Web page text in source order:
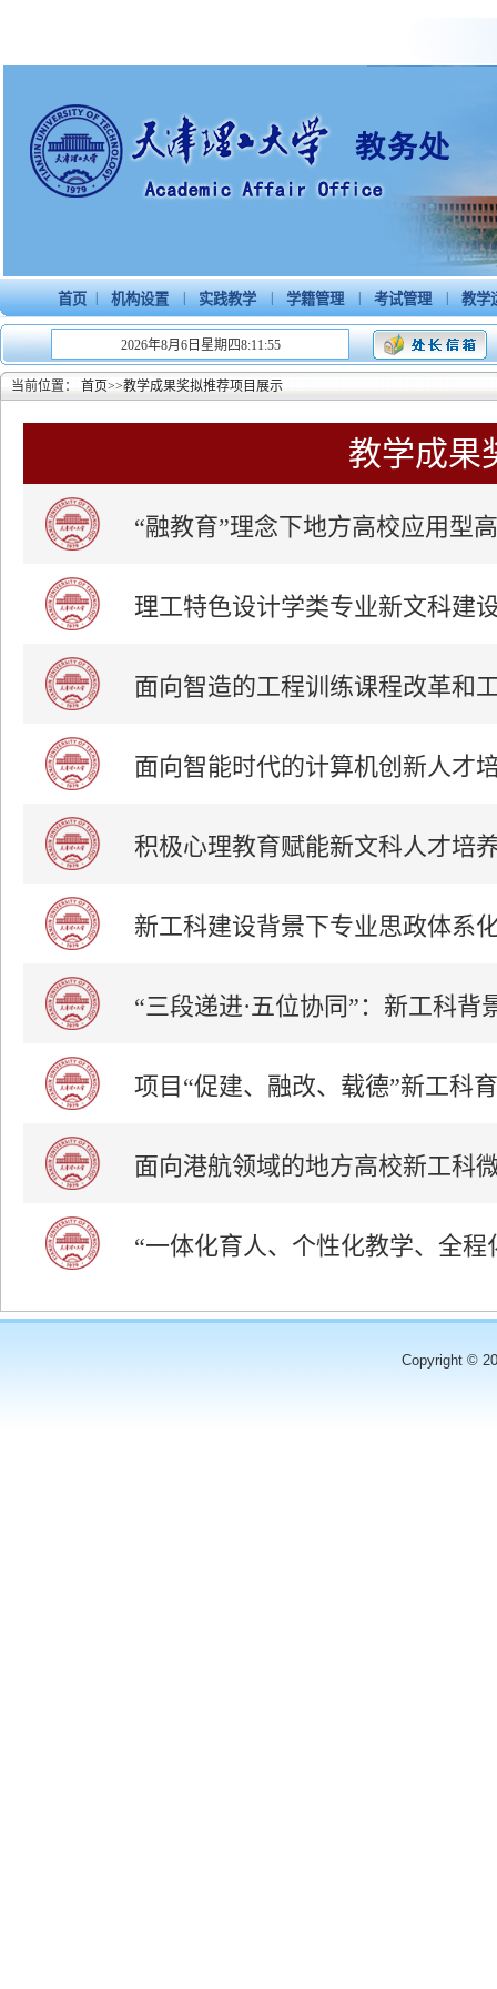
首页 | 机构设置 | 实践教学 | 学籍管理 | 考试管理 | 教学
2026年8月6日星期四8:11:55
当前位置： 首页>>教学成果奖拟推荐项目展示
教学成果
“融教育”理念下地方高校应用型
理工特色设计学类专业新文科建
面向智造的工程训练课程改革和
面向智能时代的计算机创新人才
积极心理教育赋能新文科人才培
新工科建设背景下专业思政体系
“三段递进·五位协同”：新工科
项目“促建、融改、载德”新工科
面向港航领域的地方高校新工科
“一体化育人、个性化教学、全
Copyright ©